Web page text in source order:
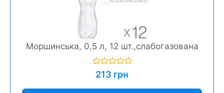
Моршинська, 0,5 л, 12 шт.,слабогазована
Оцінено
213 грн